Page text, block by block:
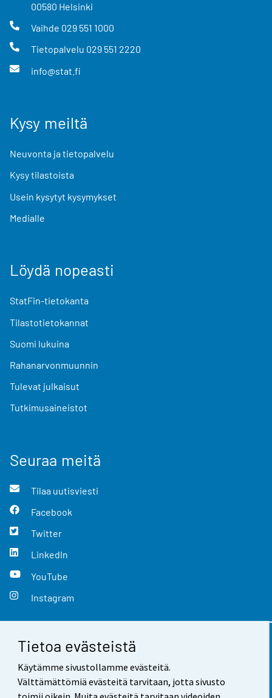
Tietoa evästeistä
Käytämme sivustollamme evästeitä.
Välttämättömiä evästeitä tarvitaan, jotta sivusto
00580 Helsinki
Vaihde 029 551 1000
Tietopalvelu 029 551 2220
info@stat.fi
Kysy meiltä
Neuvonta ja tietopalvelu
Kysy tilastoista
Usein kysytyt kysymykset
Medialle
Löydä nopeasti
StatFin-tietokanta
Tilastotietokannat
Suomi lukuina
Rahanarvonmuunnin
Tulevat julkaisut
Tutkimusaineistot
Seuraa meitä
Tilaa uutisviesti
Facebook
Twitter
LinkedIn
YouTube
Instagram
Yhteystiedot
Palaute